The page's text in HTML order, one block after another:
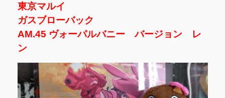
東京マルイ
ガスブローバック
AM.45 ヴォーパルバニー バージョン レ
ン